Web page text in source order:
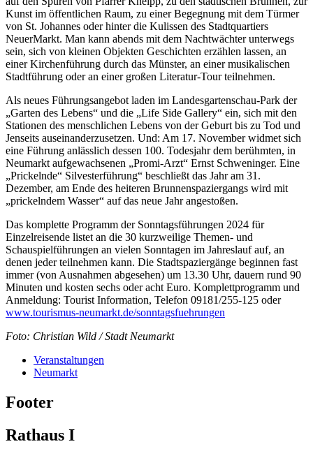
Kunst im öffentlichen Raum, zu einer Begegnung mit dem Türmer
von St. Johannes oder hinter die Kulissen des Stadtquartiers
NeuerMarkt. Man kann abends mit dem Nachtwächter unterwegs
sein, sich von kleinen Objekten Geschichten erzählen lassen, an
einer Kirchenführung durch das Münster, an einer musikalischen
Stadtführung oder an einer großen Literatur-Tour teilnehmen.
Als neues Führungsangebot laden im Landesgartenschau-Park der
„Garten des Lebens“ und die „Life Side Gallery“ ein, sich mit den
Stationen des menschlichen Lebens von der Geburt bis zu Tod und
Jenseits auseinanderzusetzen. Und: Am 17. November widmet sich
eine Führung anlässlich dessen 100. Todesjahr dem berühmten, in
Neumarkt aufgewachsenen „Promi-Arzt“ Ernst Schweninger. Eine
„Prickelnde“ Silvesterführung“ beschließt das Jahr am 31.
Dezember, am Ende des heiteren Brunnenspaziergangs wird mit
„prickelndem Wasser“ auf das neue Jahr angestoßen.
Das komplette Programm der Sonntagsführungen 2024 für
Einzelreisende listet an die 30 kurzweilige Themen- und
Schauspielführungen an vielen Sonntagen im Jahreslauf auf, an
denen jeder teilnehmen kann. Die Stadtspaziergänge beginnen fast
immer (von Ausnahmen abgesehen) um 13.30 Uhr, dauern rund 90
Minuten und kosten sechs oder acht Euro. Komplettprogramm und
Anmeldung: Tourist Information, Telefon 09181/255-125 oder
www.tourismus-neumarkt.de/sonntagsfuehrungen
Foto: Christian Wild / Stadt Neumarkt
Veranstaltungen
Neumarkt
Footer
Rathaus I